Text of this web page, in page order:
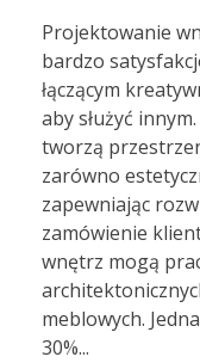
Projektowanie
bardzo
łączącym
aby służyć
tworzą
zarówno
zapewniając
zamówienie
wnętrz mogą
meblowych.
30%...